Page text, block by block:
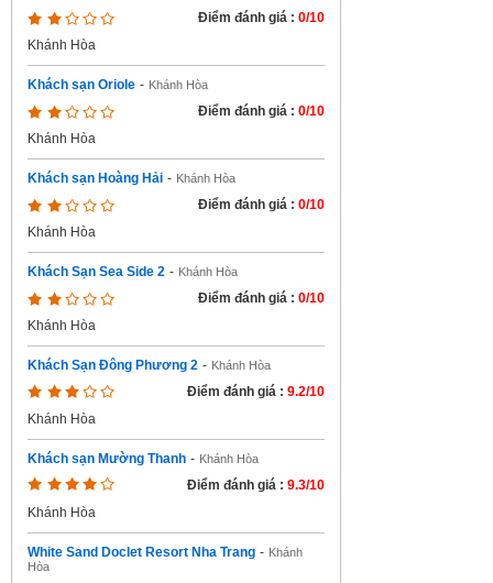
Điểm đánh giá : 0/10
Khánh Hòa
Khách sạn Oriole - Khánh Hòa
Điểm đánh giá : 0/10
Khánh Hòa
Khách sạn Hoàng Hải - Khánh Hòa
Điểm đánh giá : 0/10
Khánh Hòa
Khách Sạn Sea Side 2 - Khánh Hòa
Điểm đánh giá : 0/10
Khánh Hòa
Khách Sạn Đông Phương 2 - Khánh Hòa
Điểm đánh giá : 9.2/10
Khánh Hòa
Khách sạn Mường Thanh - Khánh Hòa
Điểm đánh giá : 9.3/10
Khánh Hòa
White Sand Doclet Resort Nha Trang - Khánh
Hòa